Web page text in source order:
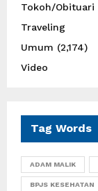
Tokoh/Obituari
Traveling
Umum (2,174)
Video
Tag Words
ADAM MALIK
BPJS KESEHATAN